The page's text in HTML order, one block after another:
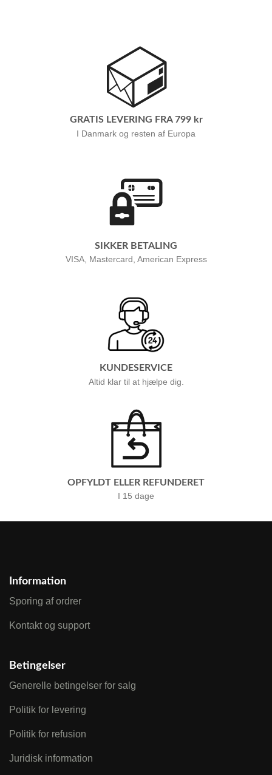
GRATIS LEVERING FRA 799 kr
I Danmark og resten af Europa
SIKKER BETALING
VISA, Mastercard, American Express
KUNDESERVICE
Altid klar til at hjælpe dig.
OPFYLDT ELLER REFUNDERET
I 15 dage
Information
Sporing af ordrer
Kontakt og support
Betingelser
Generelle betingelser for salg
Politik for levering
Politik for refusion
Juridisk information